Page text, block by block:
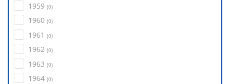
1959 (0)
1960 (0)
1961 (0)
1962 (0)
1963 (0)
1964 (0)